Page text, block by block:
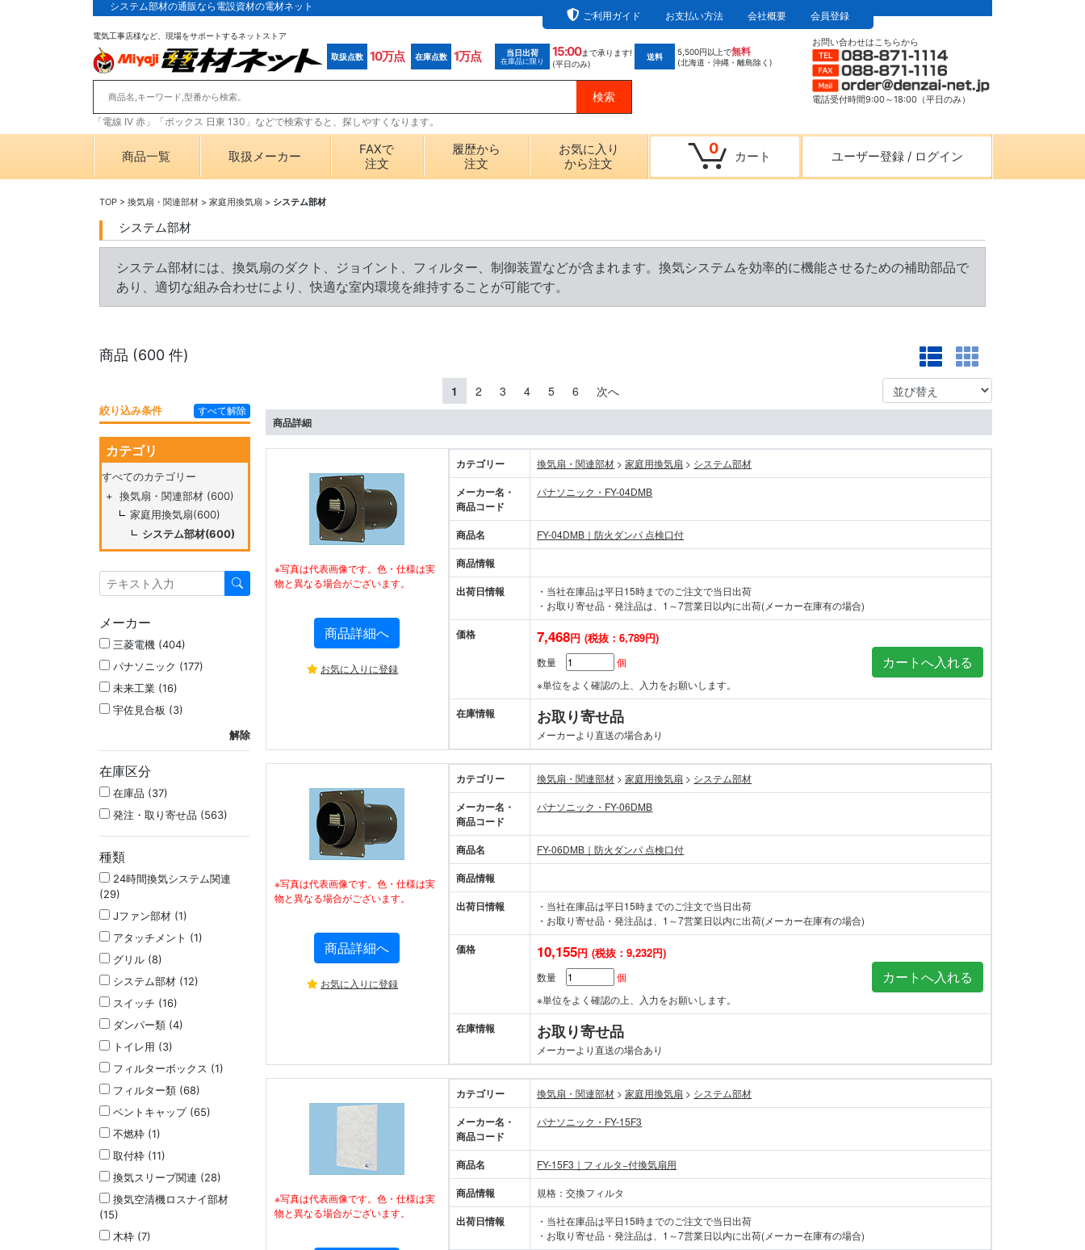
システム部材の通販なら電設資材の電材ネット
ご利用ガイド
お支払い方法 会社概要 会員登録
電気工事店様など、現場をサポートするネットストア
取扱点数 10万点 在庫点数 1万点 当日出荷
在庫品に限り
15:00まで承ります!
(平日のみ)
送料 5,500円以上で無料
(北海道・沖縄・離島除く)
「電線 IV 赤」「ボックス 日東 130」などで検索すると、探しやすくなります。
お問い合わせはこちらから
電話受付時間9:00～18:00（平日のみ）
商品一覧 取扱メーカー
FAXで
注文
履歴から
注文
お気に入り
から注文
0 カート ユーザー登録 / ログイン
TOP > 換気扇・関連部材 > 家庭用換気扇 > システム部材
システム部材
システム部材には、換気扇のダクト、ジョイント、フィルター、制御装置などが含まれます。換気システムを効率的に機能させるための補助部品で
あり、適切な組み合わせにより、快適な室内環境を維持することが可能です。
商品 (600 件)
1 2 3 4 5 6 次へ
商品詳細
※写真は代表画像です。色・仕様は実
物と異なる場合がございます。
商品詳細へ
お気に入りに登録
カテゴリー 換気扇・関連部材 > 家庭用換気扇 > システム部材
メーカー名・
商品コード
パナソニック・FY-04DMB
商品名 FY-04DMB｜防火ダンパ 点検口付
商品情報
出荷日情報
・当社在庫品は平日15時までのご注文で当日出荷
・お取り寄せ品・発注品は、1～7営業日以内に出荷(メーカー在庫有の場合)
価格 7,468円 (税抜：6,789円)
数量
個
※単位をよく確認の上、入力をお願いします。
在庫情報 お取り寄せ品
メーカーより直送の場合あり
※写真は代表画像です。色・仕様は実
物と異なる場合がございます。
商品詳細へ
お気に入りに登録
カテゴリー 換気扇・関連部材 > 家庭用換気扇 > システム部材
メーカー名・
商品コード
パナソニック・FY-06DMB
商品名 FY-06DMB｜防火ダンパ 点検口付
商品情報
出荷日情報
・当社在庫品は平日15時までのご注文で当日出荷
・お取り寄せ品・発注品は、1～7営業日以内に出荷(メーカー在庫有の場合)
価格 10,155円 (税抜：9,232円)
数量
個
※単位をよく確認の上、入力をお願いします。
在庫情報 お取り寄せ品
メーカーより直送の場合あり
※写真は代表画像です。色・仕様は実
物と異なる場合がございます。
カテゴリー 換気扇・関連部材 > 家庭用換気扇 > システム部材
メーカー名・
商品コード
パナソニック・FY-15F3
商品名 FY-15F3｜フィルタ−付換気扇用
商品情報 規格：交換フィルタ
出荷日情報
・当社在庫品は平日15時までのご注文で当日出荷
・お取り寄せ品・発注品は、1～7営業日以内に出荷(メーカー在庫有の場合)
絞り込み条件 すべて解除
カテゴリ
すべてのカテゴリー
+ 換気扇・関連部材 (600)
家庭用換気扇(600)
システム部材(600)
メーカー
三菱電機 (404)
パナソニック (177)
未来工業 (16)
宇佐見合板 (3)
解除
在庫区分
在庫品 (37)
発注・取り寄せ品 (563)
種類
24時間換気システム関連
(29)
Jファン部材 (1)
アタッチメント (1)
グリル (8)
システム部材 (12)
スイッチ (16)
ダンパー類 (4)
トイレ用 (3)
フィルターボックス (1)
フィルター類 (68)
ベントキャップ (65)
不燃枠 (1)
取付枠 (11)
換気スリーブ関連 (28)
換気空清機ロスナイ部材
(15)
木枠 (7)